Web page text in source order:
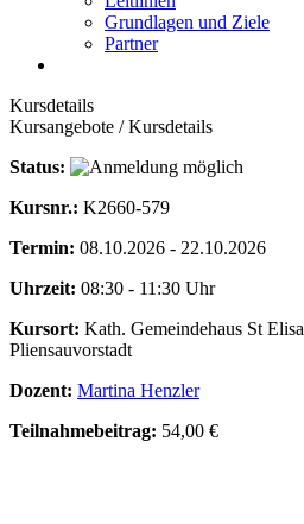
Grundlagen und Ziele
Partner
Kursdetails
Kursangebote /Kursdetails
Status:
Kursnr.: K2660-579
Termin: 08.10.2026 - 22.10.2026
Uhrzeit: 08:30 - 11:30 Uhr
Kursort: Kath. Gemeindehaus St
Pliensauvorstadt
Dozent: Martina Henzler
Teilnahmebeitrag: 54,00 €